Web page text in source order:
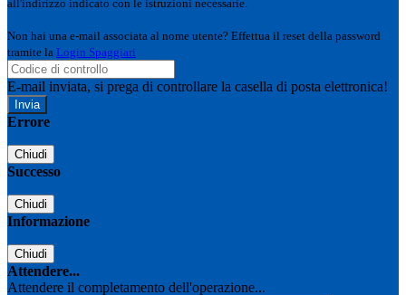
all'indirizzo indicato con le istruzioni necessarie.
Non hai una e-mail associata al nome utente? Effettua il reset della password
tramite la Login Spaggiari
E-mail inviata, si prega di controllare la casella di posta elettronica!
Errore
Chiudi
Successo
Chiudi
Informazione
Chiudi
Attendere...
Attendere il completamento dell'operazione...